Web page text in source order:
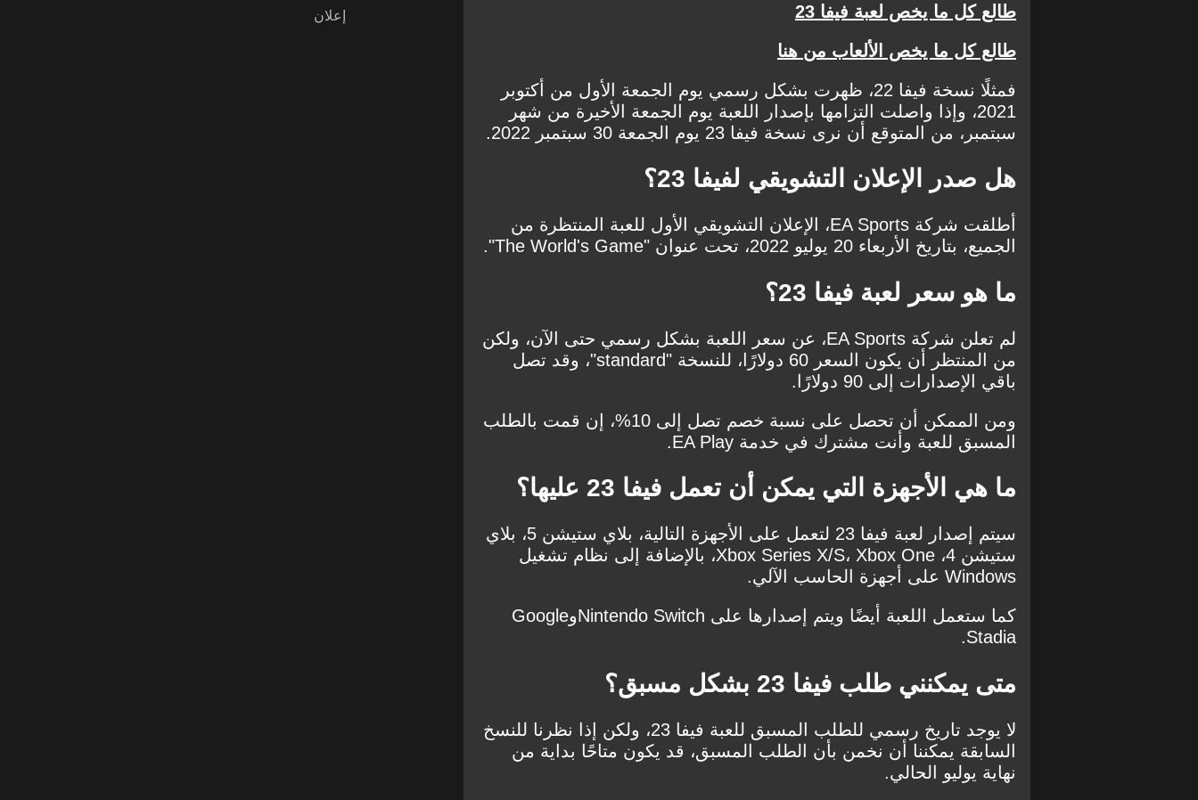
طالع كل ما يخص لعبة فيفا 23
طالع كل ما يخص الألعاب من هنا
فمثلًا نسخة فيفا 22، ظهرت بشكل رسمي يوم الجمعة الأول من أكتوبر
2021، وإذا واصلت التزامها بإصدار اللعبة يوم الجمعة الأخيرة من شهر
سبتمبر، من المتوقع أن نرى نسخة فيفا 23 يوم الجمعة 30 سبتمبر 2022.
هل صدر الإعلان التشويقي لفيفا 23؟
أطلقت شركة EA Sports، الإعلان التشويقي الأول للعبة المنتظرة من
الجميع، بتاريخ الأربعاء 20 يوليو 2022، تحت عنوان "The World's Game".
ما هو سعر لعبة فيفا 23؟
لم تعلن شركة EA Sports، عن سعر اللعبة بشكل رسمي حتى الآن، ولكن
من المنتظر أن يكون السعر 60 دولارًا، للنسخة "standard"، وقد تصل
باقي الإصدارات إلى 90 دولارًا.
ومن الممكن أن تحصل على نسبة خصم تصل إلى 10%، إن قمت بالطلب
المسبق للعبة وأنت مشترك في خدمة EA Play.
ما هي الأجهزة التي يمكن أن تعمل فيفا 23 عليها؟
سيتم إصدار لعبة فيفا 23 لتعمل على الأجهزة التالية، بلاي ستيشن 5، بلاي
ستيشن 4، Xbox Series X/S، Xbox One، بالإضافة إلى نظام تشغيل
Windows على أجهزة الحاسب الآلي.
كما ستعمل اللعبة أيضًا ويتم إصدارها على Nintendo SwitchوGoogle
Stadia.
متى يمكنني طلب فيفا 23 بشكل مسبق؟
لا يوجد تاريخ رسمي للطلب المسبق للعبة فيفا 23، ولكن إذا نظرنا للنسخ
السابقة يمكننا أن نخمن بأن الطلب المسبق، قد يكون متاحًا بداية من
نهاية يوليو الحالي.